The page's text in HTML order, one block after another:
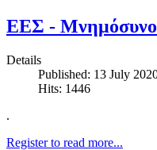
ΕΕΣ - Μνημόσυνο
Details
Published: 13 July
Hits: 1446
.
Register to read more...